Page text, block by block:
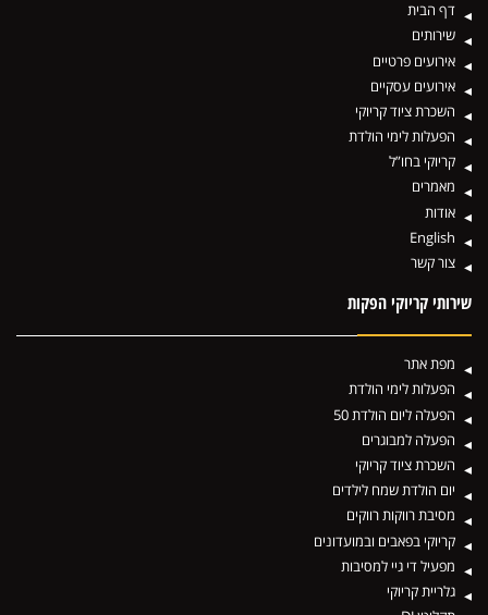
דף הבית
שירותים
אירועים פרטיים
אירועים עסקיים
השכרת ציוד קריוקי
הפעלות לימי הולדת
קריוקי בחו”ל
מאמרים
אודות
English
צור קשר
שירותי קריוקי הפקות
מפת אתר
הפעלות לימי הולדת
הפעלה ליום הולדת 50
הפעלה למבוגרים
השכרת ציוד קריוקי
יום הולדת שמח לילדים
מסיבת רווקות רווקים
קריוקי בפאבים ובמועדונים
מפעיל די גיי למסיבות
גלריית קריוקי